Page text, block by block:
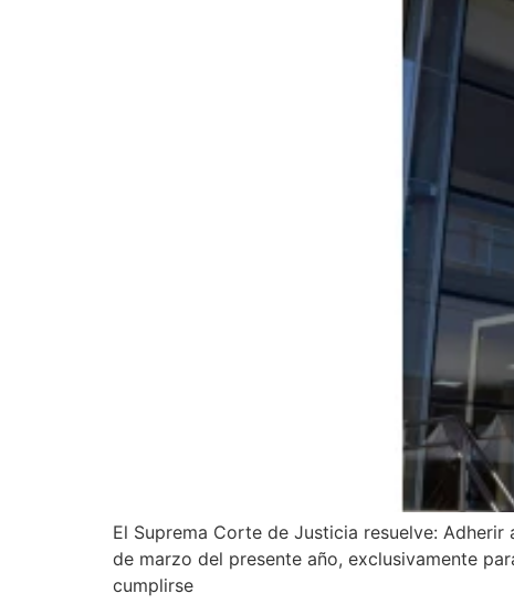
El Suprema Corte de Justicia resuelve:
de marzo del presente año, exclusivamente
cumplirse